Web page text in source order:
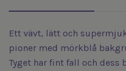
Ett vävt, lätt och
pioner med mörkblå
Tyget har fint fall och